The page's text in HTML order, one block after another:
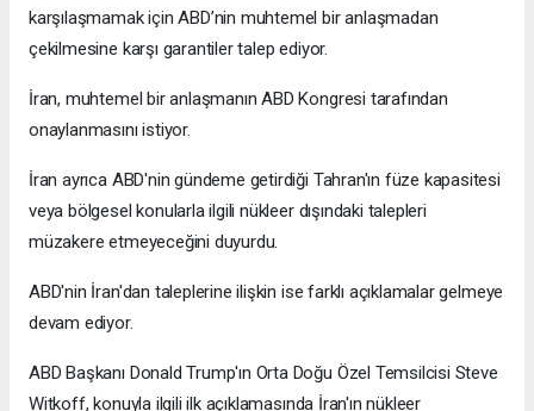
karşılaşmamak için ABD’nin muhtemel bir anlaşmadan
çekilmesine karşı garantiler talep ediyor.
İran, muhtemel bir anlaşmanın ABD Kongresi tarafından
onaylanmasını istiyor.
İran ayrıca ABD'nin gündeme getirdiği Tahran'ın füze kapasitesi
veya bölgesel konularla ilgili nükleer dışındaki talepleri
müzakere etmeyeceğini duyurdu.
ABD'nin İran'dan taleplerine ilişkin ise farklı açıklamalar gelmeye
devam ediyor.
ABD Başkanı Donald Trump'ın Orta Doğu Özel Temsilcisi Steve
Witkoff, konuyla ilgili ilk açıklamasında İran'ın nükleer